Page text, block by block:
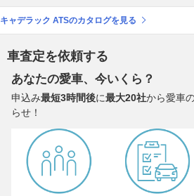
キャデラック ATSのカタログを見る
車査定を依頼する
あなたの愛車、今いくら？
申込み最短3時間後に最大20社から愛車
らせ！